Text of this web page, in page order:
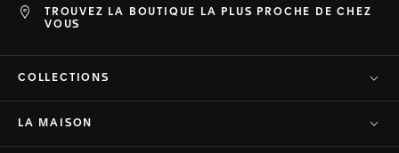
TROUVEZ LA BOUTIQUE LA PLUS PROCHE DE CHEZ
VOUS
COLLECTIONS
LA MAISON